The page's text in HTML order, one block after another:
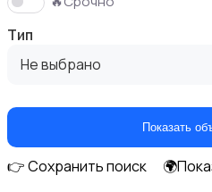
Кухонные гарнитуры
Тип
Не выбрано
Показать
👉 Сохранить поиск